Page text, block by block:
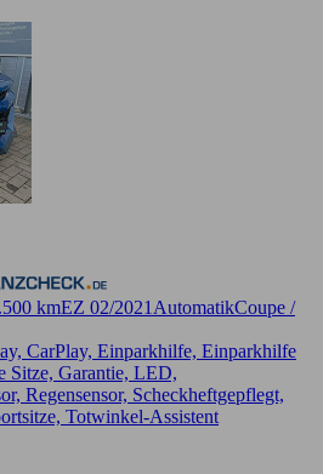
kmEZ 02/2021 AutomatikCoupe /
CarPlay, Einparkhilfe, Einparkhilfe
Sitze, Garantie, LED,
Regensensor, Scheckheftgepflegt,
Totwinkel-Assistent